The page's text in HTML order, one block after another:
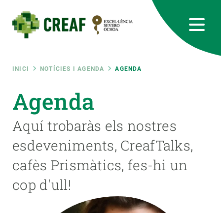
contingut
Fil
d'ariadna
INICI NOTÍCIES I AGENDA AGENDA
Agenda
Aquí trobaràs els nostres
esdeveniments, CreafTalks,
cafès Prismàtics, fes-hi un
cop d'ull!
RRSS
Featured
responsive
INTRANET
Responsive
menu
SOBRE NOSALTRES